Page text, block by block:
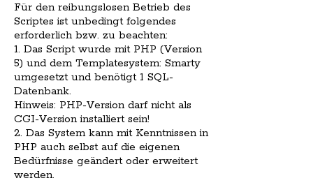
Für den reibungslosen Betrieb des
Scriptes ist unbedingt folgendes
erforderlich bzw. zu beachten:
1. Das Script wurde mit PHP (Version
5) und dem Templatesystem: Smarty
umgesetzt und benötigt 1 SQL-
Datenbank.
Hinweis: PHP-Version darf nicht als
CGI-Version installiert sein!
2. Das System kann mit Kenntnissen in
PHP auch selbst auf die eigenen
Bedürfnisse geändert oder erweitert
werden.